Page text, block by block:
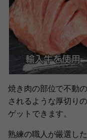
焼き肉の部位で不動
されるような厚切り
ゲットできます。
熟練の職人が厳選し